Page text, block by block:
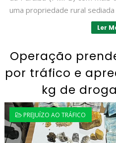
uma propriedade rural sediada
Ler
Operação
por tráfico e
kg de
PREJUÍZO AO TRÁFICO